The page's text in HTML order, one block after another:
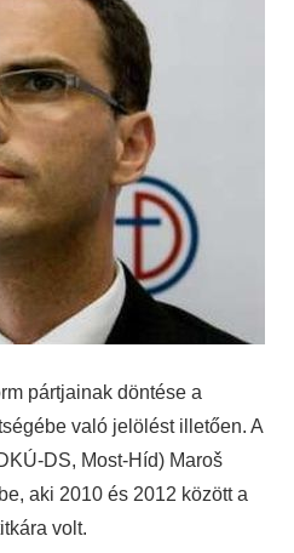
pártjainak döntése a
való jelölést illetően. A
DS, Most-Híd) Maroš
aki 2010 és 2012 között a
volt.